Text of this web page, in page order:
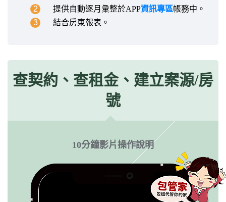
2
提供自動逐月彙整於APP資訊專區帳務中。
3
結合房東報表。
查契約、查租金、建立案源/房
號
10分鐘影片操作說明